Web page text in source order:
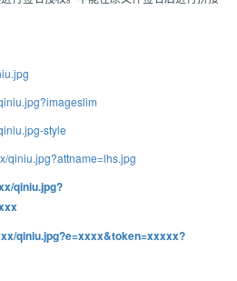
style
qiniu.jpg?attname=lhs.jpg
qiniu.jpg?
qiniu.jpg?e=xxxx&token=xxxxx?